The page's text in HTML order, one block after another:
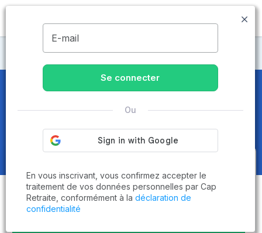
MENU
Maisons de retraite Pyrénées-Orientales
Maisons de retraite et EHPAD
Bompas (66430)
Obtenez le
comparatif des
établissementsadaptés à vos
critères en 3 minutes !
E-mail
Se connecter
Ou
En vous inscrivant, vous confirmez accepter le
traitement de vos données personnelles par Cap
Retraite, conformément à la déclaration de
confidentialité